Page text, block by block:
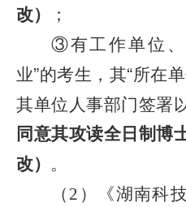
改）
；
③有工作单位
业”的考生，其“所在
其单位人事部门签署
同意其攻读全日制博
改） 。
（ 2 ）《湖南科